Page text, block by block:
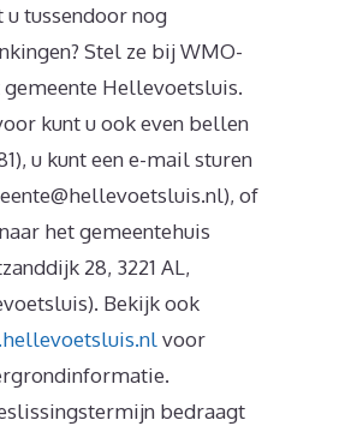
u tussendoor nog
Stel ze bij WMO-
Hellevoetsluis.
kunt u ook even bellen
u kunt een e-mail sturen
of
het gemeentehuis
28, 3221 AL,
Bekijk ook
voor
bedraagt